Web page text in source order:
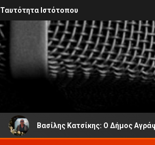
Ταυτότητα Ιστότοπου
Βασίλης Κατσίκης: Ο Δήμος Αγράφων